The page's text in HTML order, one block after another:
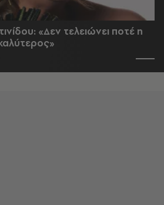
«Δεν τελειώνει ποτέ η